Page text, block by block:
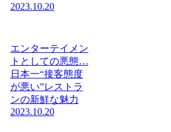
2023.10.20
エンターテイメン
トとしての悪態…
日本一“接客態度
が悪い”レストラ
ンの新鮮な魅力
2023.10.20